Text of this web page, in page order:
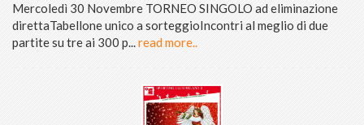
Mercoledì 30 Novembre TORNEO SINGOLO ad eliminazione
direttaTabellone unico a sorteggioIncontri al meglio di due
partite su tre ai 300 p...read more..